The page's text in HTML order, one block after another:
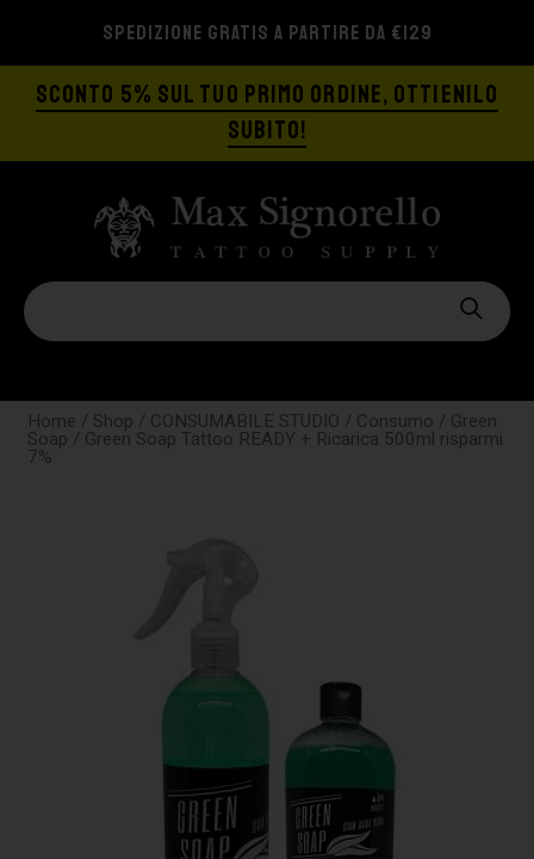
SPEDIZIONE GRATIS A PARTIRE DA €129
SCONTO 5% SUL TUO PRIMO ORDINE, OTTIENILO
SUBITO!
Home / Shop / CONSUMABILE STUDIO / Consumo / Green
Soap / Green Soap Tattoo READY + Ricarica 500ml risparmi
7%